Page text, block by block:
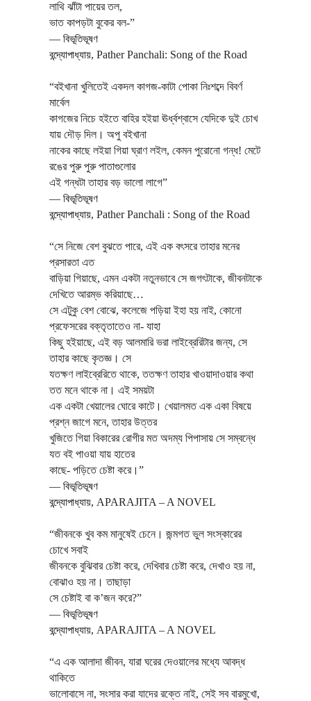
লাথি ঝাঁটা পায়ের তল,
ভাত কাপড়টা বুকের বল-”
― বিভূতিভূষণ
বন্দ্যোপাধ্যায়, Pather Panchali: Song of the Road
“বইখানা খুলিতেই একদল কাগজ-কাটা পোকা নিঃশব্দে বিবর্ণ
মার্বেল
কাগজের নিচে হইতে বাহির হইয়া ঊর্ধ্বশ্বাসে যেদিকে দুই চোখ
যায় দৌড় দিল। অপু বইখানা
নাকের কাছে লইয়া গিয়া ঘ্রাণ লইল, কেমন পুরোনো গন্ধ! মেটে
রঙের পুরু পুরু পাতাগুলোর
এই গন্ধটা তাহার বড় ভালো লাগে”
― বিভূতিভূষণ
বন্দ্যোপাধ্যায়, Pather Panchali : Song of the Road
“সে নিজে বেশ বুঝতে পারে, এই এক বৎসরে তাহার মনের
প্রসারতা এত
বাড়িয়া গিয়াছে, এমন একটা নতুনভাবে সে জগৎটাকে, জীবনটাকে
দেখিতে আরম্ভ করিয়াছে…
সে এটুকু বেশ বোঝে, কলেজে পড়িয়া ইহা হয় নাই, কোনো
প্রফেসরের বক্তৃতাতেও না- যাহা
কিছু হইয়াছে, এই বড় আলমারি ভরা লাইব্রেরিটার জন্য, সে
তাহার কাছে কৃতজ্ঞ। সে
যতক্ষণ লাইব্রেরিতে থাকে, ততক্ষণ তাহার খাওয়াদাওয়ার কথা
তত মনে থাকে না। এই সময়টা
এক একটা খেয়ালের ঘোরে কাটে। খেয়ালমত এক একা বিষয়ে
প্রশ্ন জাগে মনে, তাহার উত্তর
খুজিতে গিয়া বিকারের রোগীর মত অদম্য পিপাসায় সে সম্বন্ধে
যত বই পাওয়া যায় হাতের
কাছে- পড়িতে চেষ্টা করে।”
― বিভূতিভূষণ
বন্দ্যোপাধ্যায়, APARAJITA – A NOVEL
“জীবনকে খুব কম মানুষেই চেনে। জন্মগত ভুল সংস্কারের
চোখে সবাই
জীবনকে বুঝিবার চেষ্টা করে, দেখিবার চেষ্টা করে, দেখাও হয় না,
বোঝাও হয় না। তাছাড়া
সে চেষ্টাই বা ক’জন করে?”
― বিভূতিভূষণ
বন্দ্যোপাধ্যায়, APARAJITA – A NOVEL
“এ এক আলাদা জীবন, যারা ঘরের দেওয়ালের মধ্যে আবদ্ধ
থাকিতে
ভালোবাসে না, সংসার করা যাদের রক্তে নাই, সেই সব বারমুখো,